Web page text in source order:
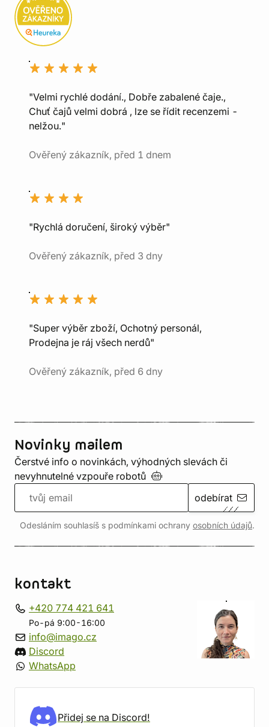
"Velmi rychlé dodání., Dobře zabalené čaje.,
Chuť čajů velmi dobrá , lze se řídit recenzemi -
nelžou."
Ověřený zákazník, před 1 dnem
"Rychlá doručení, široký výběr"
Ověřený zákazník, před 3 dny
"Super výběr zboží, Ochotný personál,
Prodejna je ráj všech nerdů"
Ověřený zákazník, před 6 dny
Novinky mailem
Čerstvé info o novinkách, výhodných slevách či
nevyhnutelné vzpouře robotů
odebírat
Odesláním souhlasíš s podmínkami ochrany osobních údajů.
kontakt
+420 774 421 641
Po-pá 9:00-16:00
info@imago.cz
Discord
WhatsApp
Přidej se na Discord!